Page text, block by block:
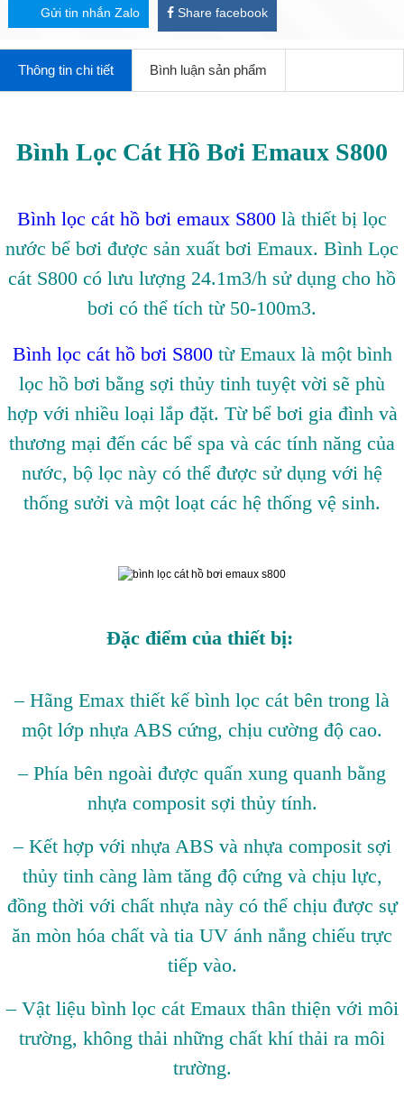
Gửi tin nhắn Zalo Share facebook
Thông tin chi tiết Bình luận sản phẩm
Bình Lọc Cát Hồ Bơi Emaux S800
Bình lọc cát hồ bơi emaux S800 là thiết bị lọc
nước bể bơi được sản xuất bơi Emaux. Bình Lọc
cát S800 có lưu lượng 24.1m3/h sử dụng cho hồ
bơi có thể tích từ 50-100m3.
Bình lọc cát hồ bơi S800 từ Emaux là một bình
lọc hồ bơi bằng sợi thủy tinh tuyệt vời sẽ phù
hợp với nhiều loại lắp đặt. Từ bể bơi gia đình và
thương mại đến các bể spa và các tính năng của
nước, bộ lọc này có thể được sử dụng với hệ
thống sưởi và một loạt các hệ thống vệ sinh.
Đặc điểm của thiết bị:
– Hãng Emax thiết kế bình lọc cát bên trong là
một lớp nhựa ABS cứng, chịu cường độ cao.
– Phía bên ngoài được quấn xung quanh bằng
nhựa composit sợi thủy tính.
– Kết hợp với nhựa ABS và nhựa composit sợi
thủy tinh càng làm tăng độ cứng và chịu lực,
đồng thời với chất nhựa này có thể chịu được sự
ăn mòn hóa chất và tia UV ánh nắng chiếu trực
tiếp vào.
– Vật liệu bình lọc cát Emaux thân thiện với môi
trường, không thải những chất khí thải ra môi
trường.